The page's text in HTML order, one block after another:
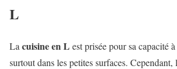
L
La cuisine en L est prisée pour sa capacité
surtout dans les petites surfaces.